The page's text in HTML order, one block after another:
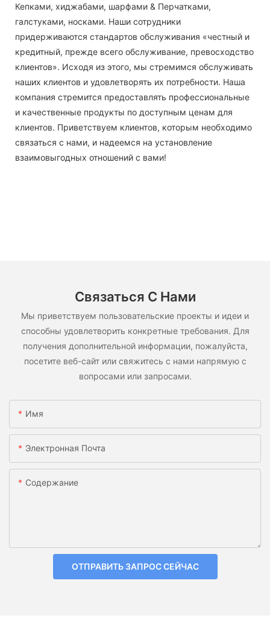
Кепками, хиджабами, шарфами & Перчатками,
галстуками, носками. Наши сотрудники
придерживаются стандартов обслуживания «честный и
кредитный, прежде всего обслуживание, превосходство
клиентов». Исходя из этого, мы стремимся обслуживать
наших клиентов и удовлетворять их потребности. Наша
компания стремится предоставлять профессиональные
и качественные продукты по доступным ценам для
клиентов. Приветствуем клиентов, которым необходимо
связаться с нами, и надеемся на установление
взаимовыгодных отношений с вами!
Связаться С Нами
Мы приветствуем пользовательские проекты и идеи и
способны удовлетворить конкретные требования. Для
получения дополнительной информации, пожалуйста,
посетите веб-сайт или свяжитесь с нами напрямую с
вопросами или запросами.
Имя
Электронная Почта
Содержание
ОТПРАВИТЬ ЗАПРОС СЕЙЧАС